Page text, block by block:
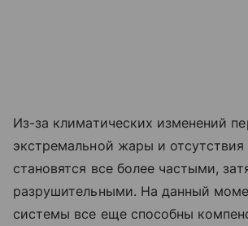
Из-за климатических изменений
экстремальной жары и отсутствия
становятся все более частыми,
разрушительными. На данный
системы все еще способны